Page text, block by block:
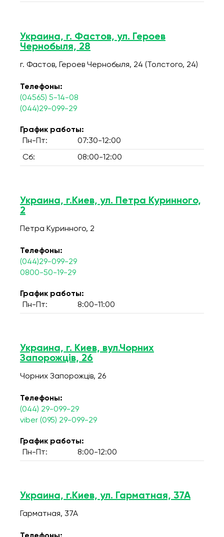
Украина, г. Фастов, ул. Героев
Чернобыля, 28
г. Фастов, Героев Чернобыля, 24 (Толстого, 24)
Телефоны:
(04565) 5-14-08
(044)29-099-29
График работы:
Пн-Пт:
07:30-12:00
Сб: 08:00-12:00
Украина, г.Киев, ул. Петра Куринного,
2
Петра Куринного, 2
Телефоны:
(044)29-099-29
0800-50-19-29
График работы:
Пн-Пт:
8:00-11:00
Украина, г. Киев, вул.Чорних
Запорожців, 26
Чорних Запорожців, 26
Телефоны:
(044) 29-099-29
viber (095) 29-099-29
График работы:
Пн-Пт:
8:00-12:00
Украина, г.Киев, ул. Гарматная, 37А
Гарматная, 37А